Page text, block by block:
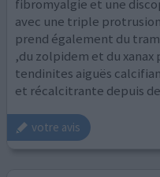
fibromyalgie et une
avec une triple
prend également du
,du zolpidem et du xanax
tendinites aiguës
et récalcitrante depuis
votre avis